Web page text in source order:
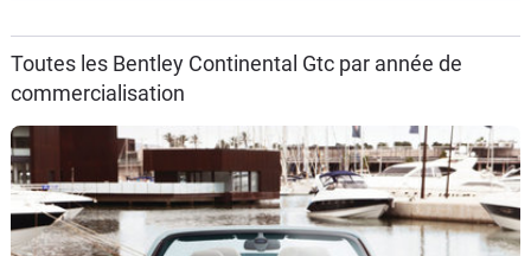
Services
Forum
Moto
Marques
Toutes les Bentley Continental Gtc par année de
commercialisation